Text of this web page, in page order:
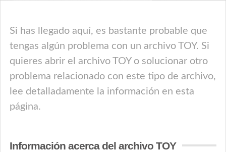
Si has llegado aquí, es bastante probable que
tengas algún problema con un archivo TOY. Si
quieres abrir el archivo TOY o solucionar otro
problema relacionado con este tipo de archivo,
lee detalladamente la información en esta
página.
Información acerca del archivo TOY